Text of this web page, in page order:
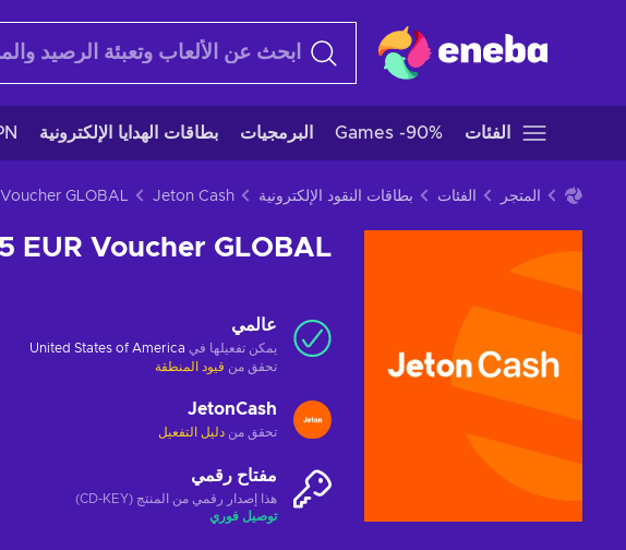
الفئات Games -90% البرمجيات بطاقات الهدايا الإلكترونية
المتجر الفئات بطاقات النقود الإلكترونية Jeton Cash
EUR Voucher GLOBAL
عالمي
يمكن تفعيلها في United States of America
تحقق من قيود المنطقة
JetonCash
تحقق من دليل التفعيل
مفتاح رقمي
هذا إصدار رقمي من المنتج (CD-KEY)
توصيل فوري